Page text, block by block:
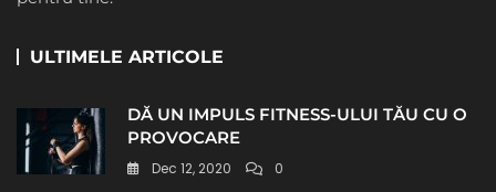
ULTIMELE ARTICOLE
DĂ UN IMPULS FITNESS-ULUI TĂU CU O
PROVOCARE
Dec 12, 2020 0